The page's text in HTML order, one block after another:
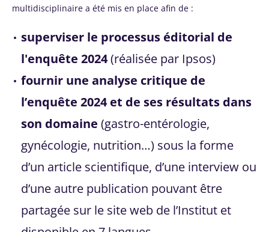
multidisciplinaire a été mis en place afin de :
superviser le processus éditorial de
l'enquête 2024(réalisée par Ipsos)
fournir une analyse critique de
l’enquête 2024 et de ses résultats dans
son domaine (gastro-entérologie,
gynécologie, nutrition…) sous la forme
d’un article scientifique, d’une interview ou
d’une autre publication pouvant être
partagée sur le site web de l’Institut et
Ne partez pas si vite !